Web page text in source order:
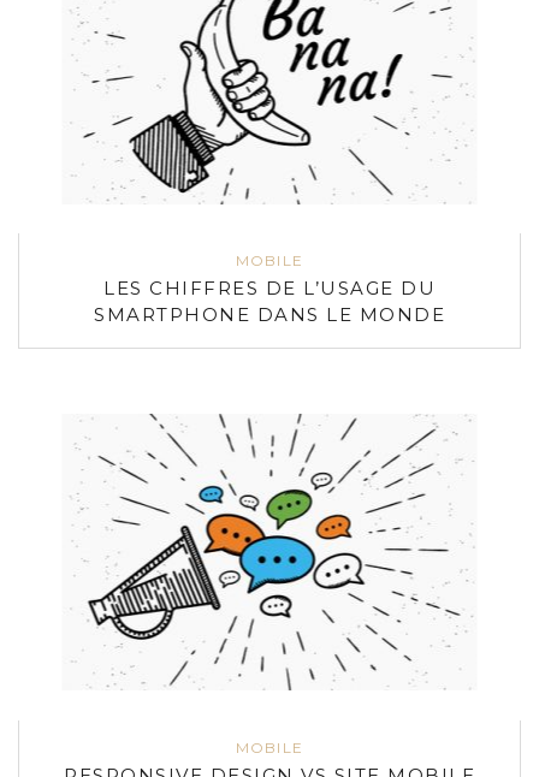
MOBILE
LES CHIFFRES DE L’USAGE DU
SMARTPHONE DANS LE MONDE
MOBILE